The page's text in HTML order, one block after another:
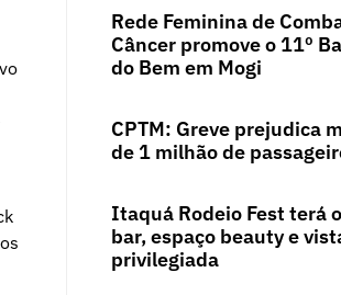
Rede Feminina de
Câncer promove o 11º
do Bem em Mogi
CPTM: Greve prejudica
de 1 milhão de
Itaquá Rodeio Fest terá
bar, espaço beauty e
privilegiada